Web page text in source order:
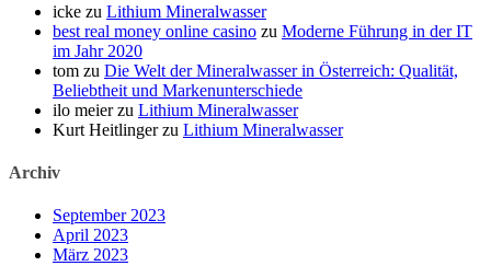
icke zu Lithium Mineralwasser
best real money online casino zu Moderne Führung in der IT
im Jahr 2020
tom zu Die Welt der Mineralwasser in Österreich: Qualität,
Beliebtheit und Markenunterschiede
ilo meierzu Lithium Mineralwasser
Kurt Heitlingerzu Lithium Mineralwasser
Archiv
September 2023
April 2023
März 2023